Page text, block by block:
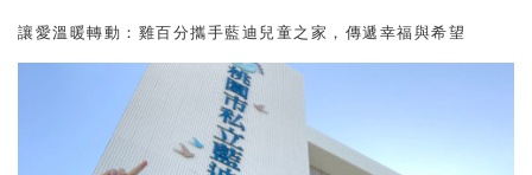
讓愛溫暖轉動：雞百分攜手藍迪兒童之家，傳遞幸福與希望